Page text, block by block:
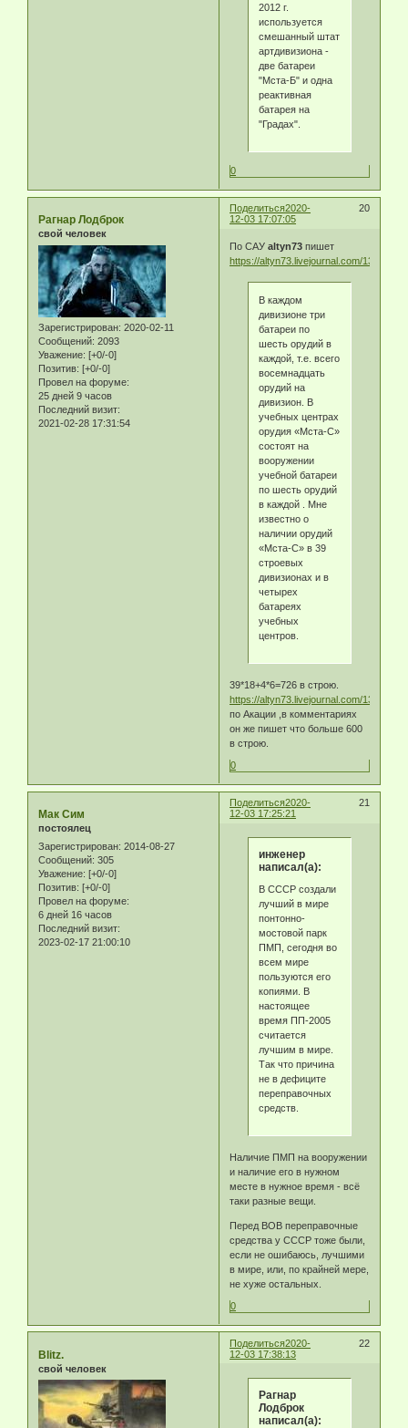
2012 г.
используется
смешанный штат
артдивизиона -
две батареи
"Мста-Б" и одна
реактивная
батарея на
"Градах".
0
Поделиться 20
2020-
12-03 17:07:05
Рагнар Лодброк
свой человек
Зарегистрирован: 2020-02-11
Сообщений: 2093
Уважение: [+0/-0]
Позитив: [+0/-0]
Провел на форуме:
25 дней 9 часов
Последний визит:
2021-02-28 17:31:54
По САУaltyn73 пишет
https://altyn73.livejournal.com/
В каждом
дивизионе три
батареи по
шесть орудий в
каждой, т.е. всего
восемнадцать
орудий на
дивизион. В
учебных центрах
орудия «Мста-С»
состоят на
вооружении
учебной батареи
по шесть орудий
в каждой . Мне
известно о
наличии орудий
«Мста-С» в 39
строевых
дивизионах и в
четырех
батареях
учебных
центров.
39*18+4*6=726 в строю.
https://altyn73.livejournal.com/
по Акации ,в комментариях
он же пишет что больше 600
в строю.
0
Поделиться 21
2020-
12-03 17:25:21
Мак Сим
постоялец
Зарегистрирован: 2014-08-27
Сообщений: 305
Уважение: [+0/-0]
Позитив: [+0/-0]
Провел на форуме:
6 дней 16 часов
Последний визит:
2023-02-17 21:00:10
инженер
написал(а):
В СССР создали
лучший в мире
понтонно-
мостовой парк
ПМП, сегодня во
всем мире
пользуются его
копиями. В
настоящее
время ПП-2005
считается
лучшим в мире.
Так что причина
не в дефиците
переправочных
средств.
Наличие ПМП на вооружении
и наличие его в нужном
месте в нужное время - всё
таки разные вещи.
Перед ВОВ переправочные
средства у СССР тоже были,
если не ошибаюсь, лучшими
в мире, или, по крайней мере,
не хуже остальных.
0
Поделиться 22
2020-
12-03 17:38:13
Blitz.
свой человек
Рагнар
Лодброк
написал(а):